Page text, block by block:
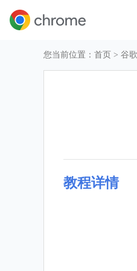
您当前位置： 首页 > 谷
教程详情